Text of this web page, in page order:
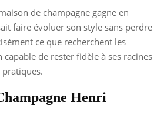
de champagne gagne en
faire évoluer son style sans perdre
ce que recherchent les
de rester fidèle à ses racines
Henri